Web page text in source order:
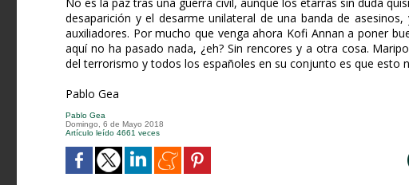
desaparición y el desarme unilateral de una banda de
auxiliadores. Por mucho que venga ahora Kofi Annan a poner
aquí no ha pasado nada, ¿eh? Sin rencores y a otra cosa.
del terrorismo y todos los españoles en su conjunto es que esto
Pablo Gea
Pablo Gea
Domingo, 6 de Mayo 2018
Artículo leído 4661 veces